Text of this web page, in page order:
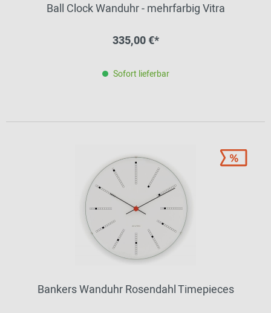
Ball Clock Wanduhr - mehrfarbig Vitra
335,00 €*
Sofort lieferbar
Bankers Wanduhr Rosendahl Timepieces